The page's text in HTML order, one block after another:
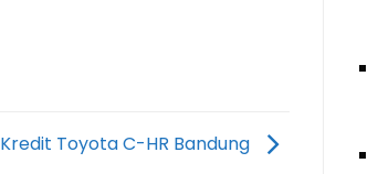
Kredit Toyota C-HR Bandung